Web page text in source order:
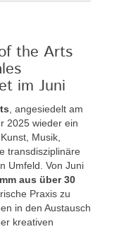
the Arts
im Juni
, angesiedelt am
2025 wieder ein
Musik,
transdisziplinäre
Umfeld. Von Juni
aus über 30
Praxis zu
in den Austausch
kreativen